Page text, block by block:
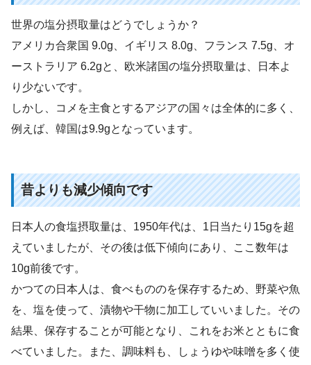
世界の塩分摂取量はどうでしょうか？
アメリカ合衆国 9.0g、イギリス 8.0g、フランス 7.5g、オ
ーストラリア 6.2gと、欧米諸国の塩分摂取量は、日本よ
り少ないです。
しかし、コメを主食とするアジアの国々は全体的に多く、
例えば、韓国は9.9gとなっています。
昔よりも減少傾向です
日本人の食塩摂取量は、1950年代は、1日当たり15gを超
えていましたが、その後は低下傾向にあり、ここ数年は
10g前後です。
かつての日本人は、食べもののを保存するため、野菜や魚
を、塩を使って、漬物や干物に加工していいました。その
結果、保存することが可能となり、これをお米とともに食
べていました。また、調味料も、しょうゆや味噌を多く使